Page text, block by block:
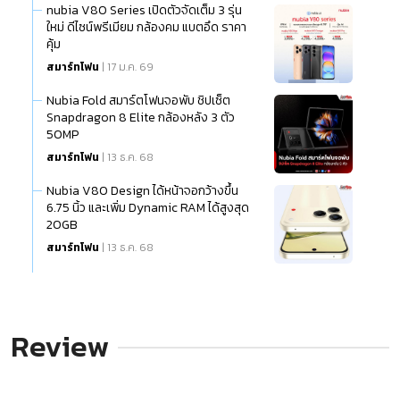
nubia V80 Series เปิดตัวจัดเต็ม 3 รุ่น
ใหม่ ดีไซน์พรีเมียม กล้องคม แบตอึด ราคา
คุ้ม
สมาร์ทโฟน | 17 ม.ค. 69
Nubia Fold สมาร์ตโฟนจอพับ ชิปเซ็ต
Snapdragon 8 Elite กล้องหลัง 3 ตัว
50MP
สมาร์ทโฟน | 13 ธ.ค. 68
Nubia V80 Design ได้หน้าจอกว้างขึ้น
6.75 นิ้ว และเพิ่ม Dynamic RAM ได้สูงสุด
20GB
สมาร์ทโฟน | 13 ธ.ค. 68
Review